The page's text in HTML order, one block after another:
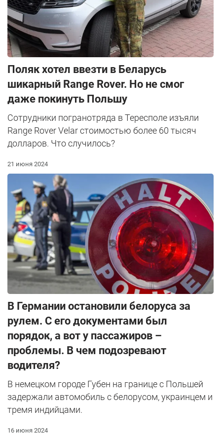
Поляк хотел ввезти в Беларусь
шикарный Range Rover. Но не смог
даже покинуть Польшу
Сотрудники погранотряда в Тересполе изъяли
Range Rover Velar стоимостью более 60 тысяч
долларов. Что случилось?
21 июня 2024
В Германии остановили белоруса за
рулем. С его документами был
порядок, а вот у пассажиров –
проблемы. В чем подозревают
водителя?
В немецком городе Губен на границе с Польшей
задержали автомобиль с белорусом, украинцем и
тремя индийцами.
16 июня 2024